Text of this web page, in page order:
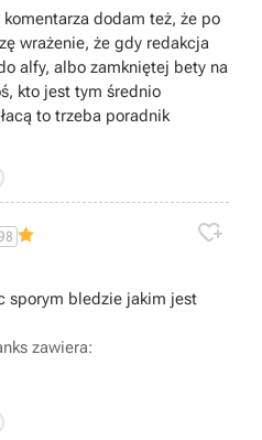
;)
dodam też, że po
wrażenie, że gdy redakcja
alfy, albo zamkniętej bety na
kto jest tym średnio
to trzeba poradnik

sporym bledzie jakim jest
zawiera: